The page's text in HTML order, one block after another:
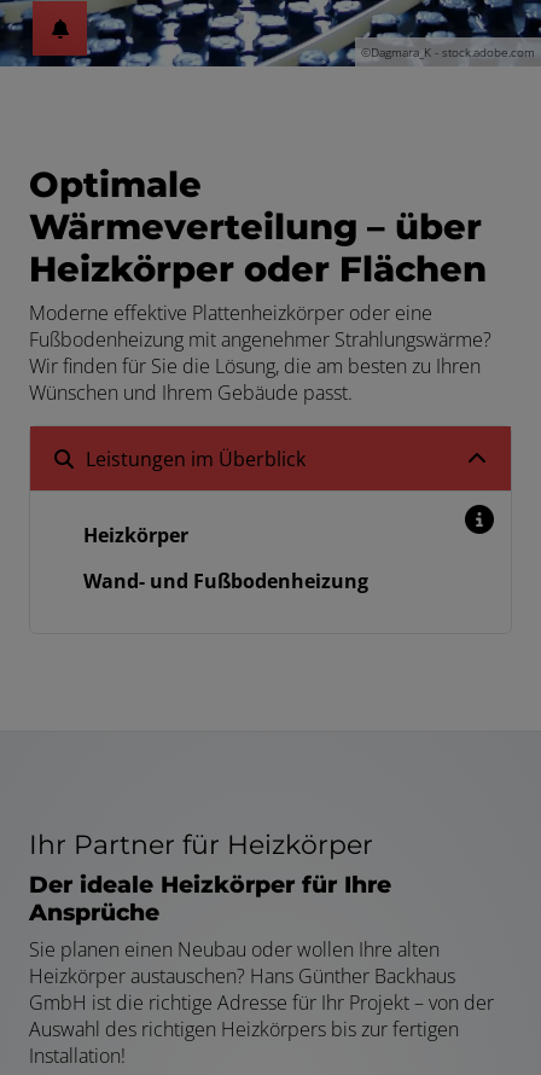
©Dagmara_K - stock.adobe.com
Optimale
Wärmeverteilung – über
Heizkörper oder Flächen
Moderne effektive Plattenheizkörper oder eine
Fußbodenheizung mit angenehmer Strahlungswärme?
Wir finden für Sie die Lösung, die am besten zu Ihren
Wünschen und Ihrem Gebäude passt.
Leistungen im Überblick
Heizkörper
Wand- und Fußbodenheizung
Ihr Partner für Heizkörper
Der ideale Heizkörper für Ihre
Ansprüche
Sie planen einen Neubau oder wollen Ihre alten
Heizkörper austauschen? Hans Günther Backhaus
GmbH ist die richtige Adresse für Ihr Projekt – von der
Auswahl des richtigen Heizkörpers bis zur fertigen
Installation!